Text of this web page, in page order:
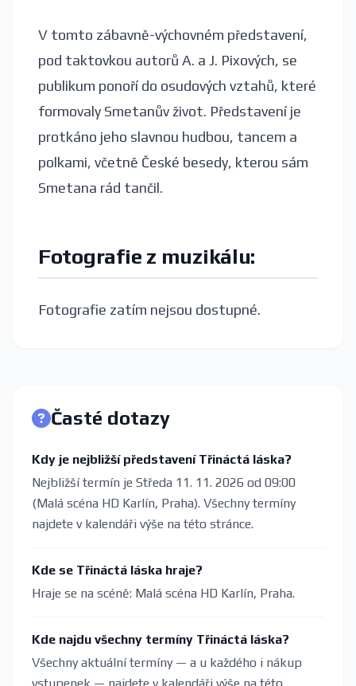
V tomto zábavně-výchovném představení,
pod taktovkou autorů A. a J. Pixových, se
publikum ponoří do osudových vztahů, které
formovaly Smetanův život. Představení je
protkáno jeho slavnou hudbou, tancem a
polkami, včetně České besedy, kterou sám
Smetana rád tančil.
Fotografie z muzikálu:
Fotografie zatím nejsou dostupné.
Časté dotazy
Kdy je nejbližší představení Třináctá láska?
Nejbližší termín je Středa 11. 11. 2026 od 09:00
(Malá scéna HD Karlín, Praha). Všechny termíny
najdete v kalendáři výše na této stránce.
Kde se Třináctá láska hraje?
Hraje se na scéně: Malá scéna HD Karlín, Praha.
Kde najdu všechny termíny Třináctá láska?
Všechny aktuální termíny — a u každého i nákup
vstupenek — najdete v kalendáři výše na této